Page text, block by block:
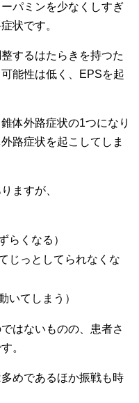
パミンを少なくしすぎ
状です。
するはたらきを持つた
能性は低く、EPSを起
体外路症状の1つになり
路症状を起こしてしま
ますが、
らくなる）
じっとしてられなくな
いてしまう）
はないものの、患者さ
。
めであるほか振戦も時